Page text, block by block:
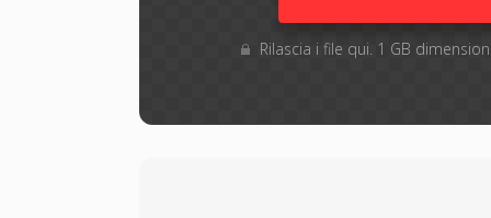
Rilascia i file qui. 1 GB